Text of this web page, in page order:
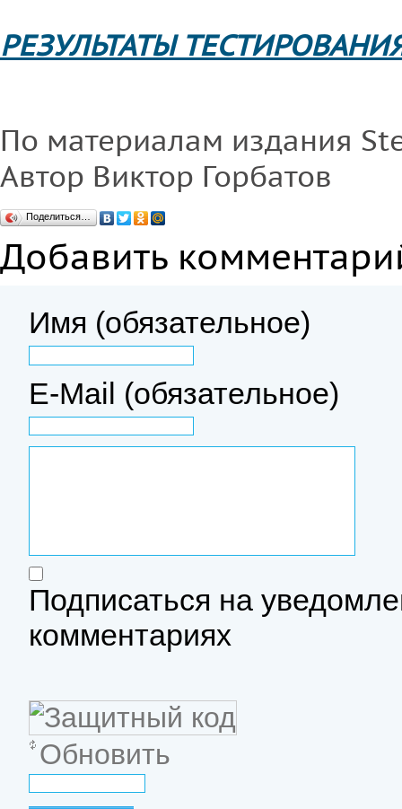
РЕЗУЛЬТАТЫ
По материалам издания
Автор Виктор Горбатов
Поделиться…
Добавить
Имя (обязательное)
E-Mail (обязательное)
Подписаться на
комментариях
Обновить